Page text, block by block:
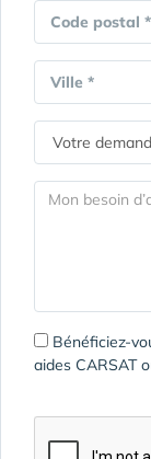
Code postal *
Ville *
Bénéficiez-
aides CARSAT